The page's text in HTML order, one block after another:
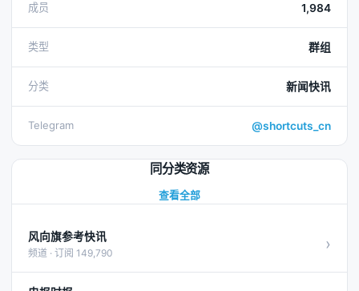
成员 1,984
类型 群组
分类 新闻快讯
Telegram @shortcuts_cn
同分类资源
查看全部
风向旗参考快讯
频道 · 订阅 149,790 ›